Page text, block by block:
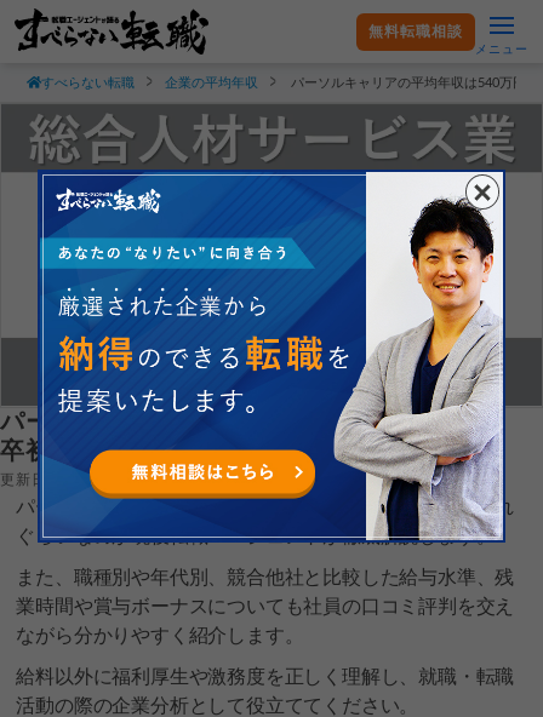
無料転職相談
メニュー
すべらない転職 企業の平均年収 パーソルキャリアの平均年収は540万円
パーソルキャリアの平均年収は540万円｜新
卒初任給・残業時間も紹介！
更新日：2026.08.03
パーソルキャリア株式会社の平均年収や新卒初任給がどれ
ぐらいなのか現役転職エージェントが徹底解説します。
また、職種別や年代別、競合他社と比較した給与水準、残
業時間や賞与ボーナスについても社員の口コミ評判を交え
ながら分かりやすく紹介します。
給料以外に福利厚生や激務度を正しく理解し、就職・転職
活動の際の企業分析として役立ててください。